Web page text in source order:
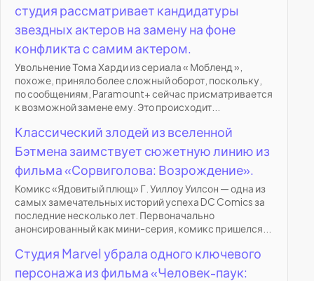
студия рассматривает кандидатуры
звездных актеров на замену на фоне
конфликта с самим актером.
Увольнение Тома Харди из сериала « Мобленд »,
похоже, приняло более сложный оборот, поскольку,
по сообщениям, Paramount+ сейчас присматривается
к возможной замене ему. Это происходит...
Классический злодей из вселенной
Бэтмена заимствует сюжетную линию из
фильма «Сорвиголова: Возрождение».
Комикс «Ядовитый плющ» Г. Уиллоу Уилсон — одна из
самых замечательных историй успеха DC Comics за
последние несколько лет. Первоначально
анонсированный как мини-серия, комикс пришелся...
Студия Marvel убрала одного ключевого
персонажа из фильма «Человек-паук: